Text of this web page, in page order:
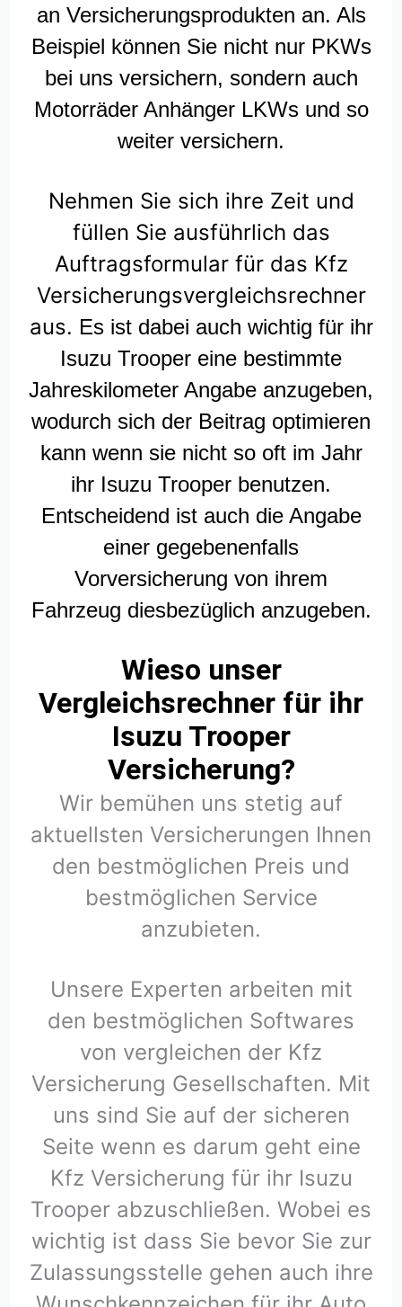
an Versicherungsprodukten an. Als
Beispiel können Sie nicht nur PKWs
bei uns versichern, sondern auch
Motorräder Anhänger LKWs und so
weiter versichern.
Nehmen Sie sich ihre Zeit und
füllen Sie ausführlich das
Auftragsformular für das Kfz
Versicherungsvergleichsrechner
aus. Es ist dabei auch wichtig für ihr
Isuzu Trooper eine bestimmte
Jahreskilometer Angabe anzugeben,
wodurch sich der Beitrag optimieren
kann wenn sie nicht so oft im Jahr
ihr Isuzu Trooper benutzen.
Entscheidend ist auch die Angabe
einer gegebenenfalls
Vorversicherung von ihrem
Fahrzeug diesbezüglich anzugeben.
Wieso unser
Vergleichsrechner für ihr
Isuzu Trooper
Versicherung?
Wir bemühen uns stetig auf
aktuellsten Versicherungen Ihnen
den bestmöglichen Preis und
bestmöglichen Service
anzubieten.
Unsere Experten arbeiten mit
den bestmöglichen Softwares
von vergleichen der Kfz
Versicherung Gesellschaften. Mit
uns sind Sie auf der sicheren
Seite wenn es darum geht eine
Kfz Versicherung für ihr Isuzu
Trooper abzuschließen. Wobei es
wichtig ist dass Sie bevor Sie zur
Zulassungsstelle gehen auch ihre